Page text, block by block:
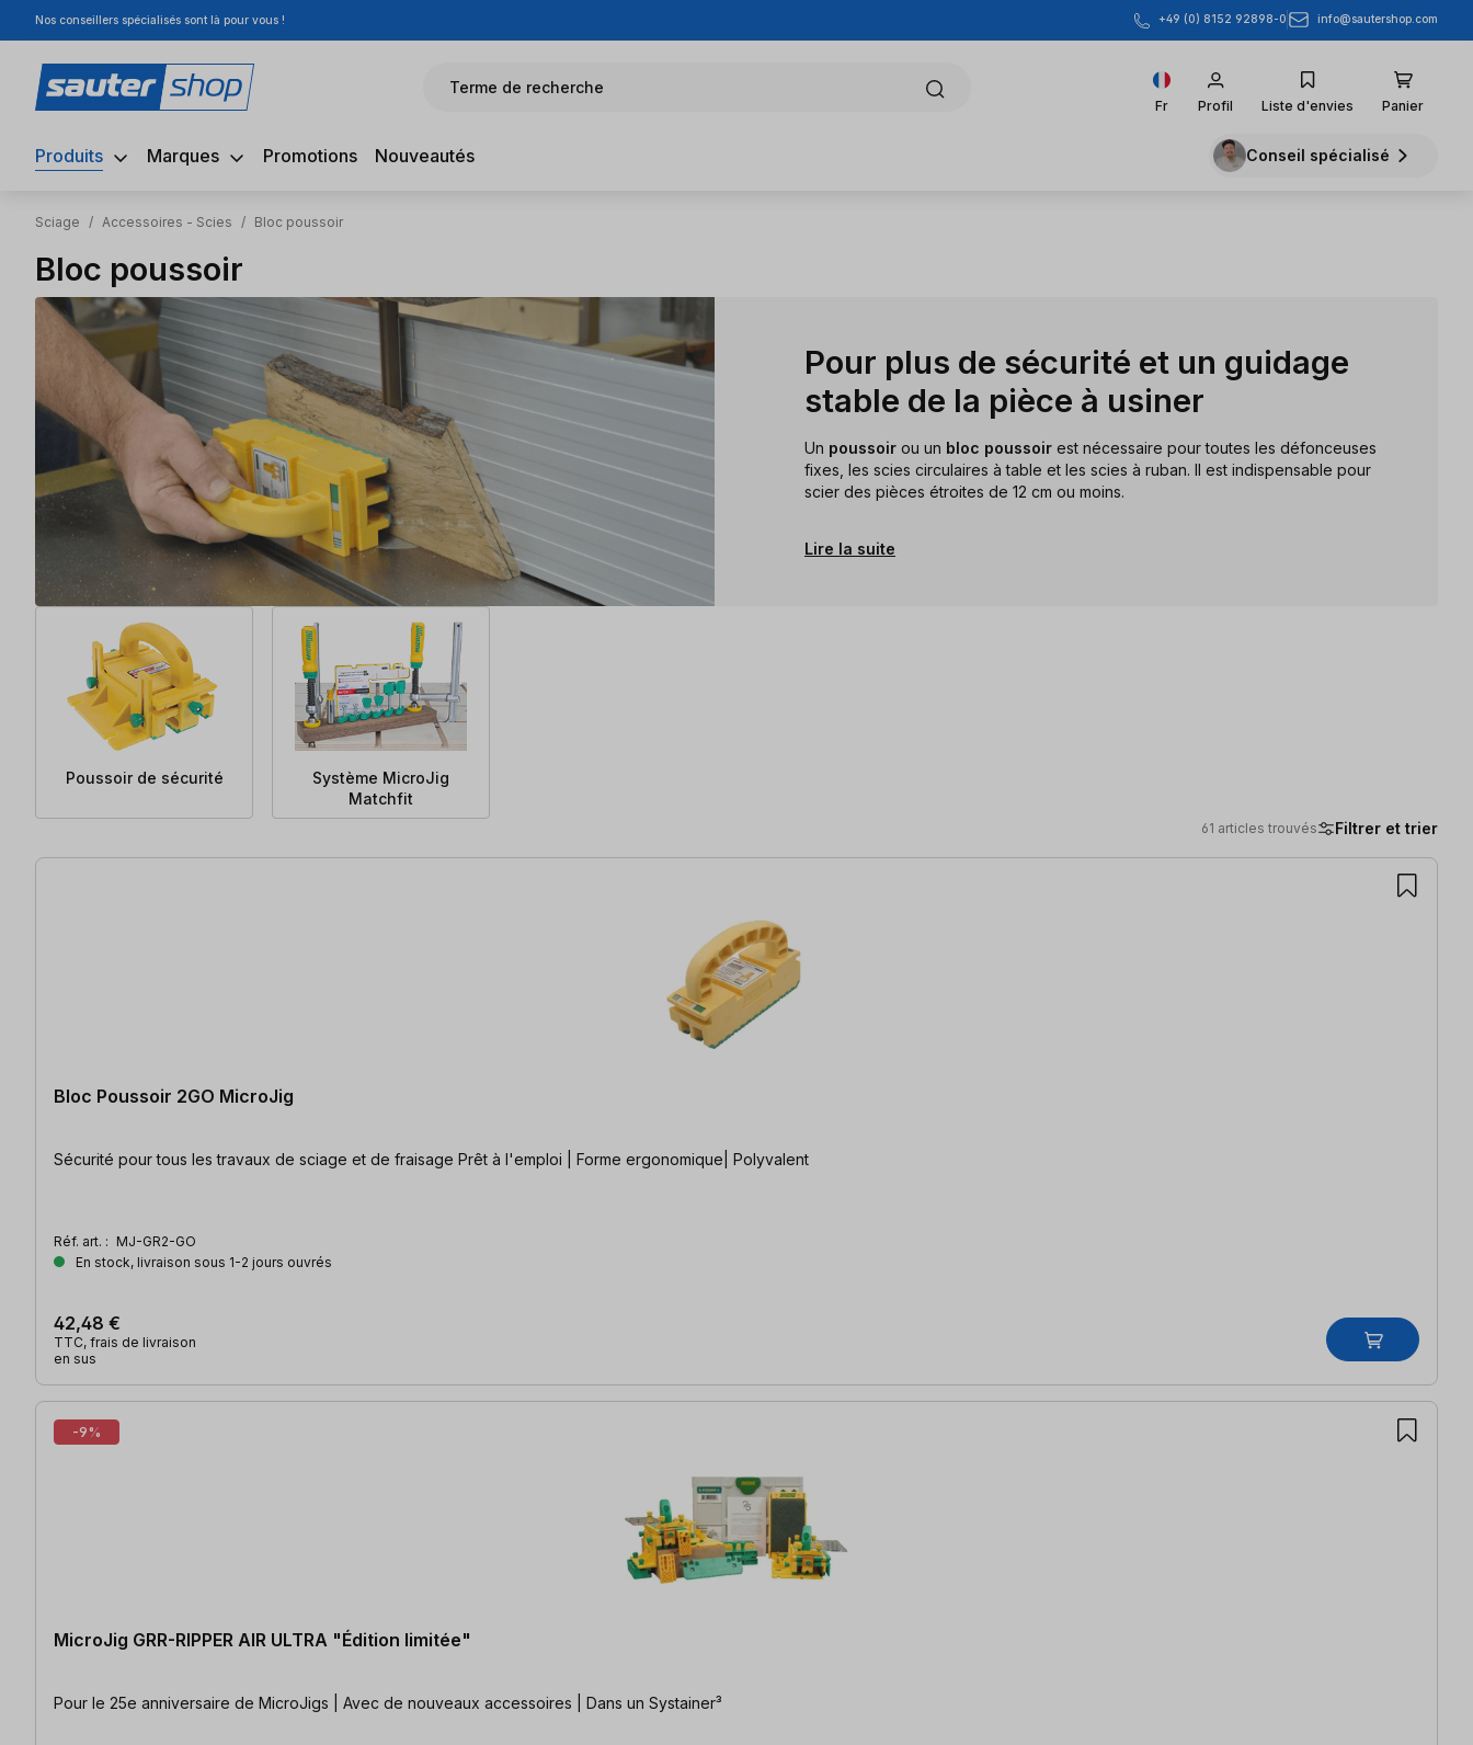
au contenu principal
Passer à la recherche
Passer à la navigation principale
Nos conseillers spécialisés sont là pour vous ! +49 (0) 8152 92898-0 info@sautershop.com
Terme de recherche
Fr Profil Liste d'envies Panier
Produits Marques Promotions Nouveautés Conseil spécialisé
Sciage / Accessoires - Scies / Bloc poussoir
Bloc poussoir
Pour plus de sécurité et un guidage
stable de la pièce à usiner
Un poussoir ou un bloc poussoir est nécessaire pour toutes les défonceuses
fixes, les scies circulaires à table et les scies à ruban. Il est indispensable pour
scier des pièces étroites de 12 cm ou moins.
Lire la suite
Poussoir de sécurité
Système MicroJig
Matchfit
61 articles trouvés Filtrer et trier
61 articles trouvés
Bloc Poussoir 2GO MicroJig
Sécurité pour tous les travaux de sciage et de fraisage Prêt à l'emploi | Forme ergonomique| Polyvalent
Réf. art. : MJ-GR2-GO
En stock, livraison sous 1-2 jours ouvrés
42,48 €
TTC, frais de livraison
en sus
-9%
MicroJig GRR-RIPPER AIR ULTRA "Édition limitée"
Pour le 25e anniversaire de MicroJigs | Avec de nouveaux accessoires | Dans un Systainer³